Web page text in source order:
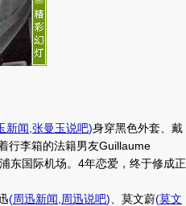
新闻 张曼玉说吧)身穿黑色外套、戴
行李箱的法籍男友Guillaume
东国际机场。4年恋爱，终于修成正
(周迅新闻 周迅说吧) 、莫文蔚(莫文